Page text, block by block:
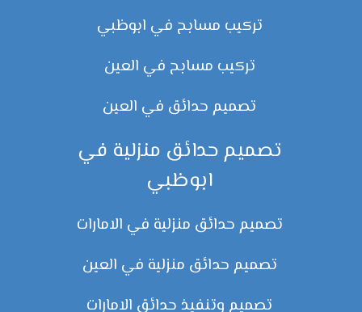
تركيب مسابح في ابوظبي
تركيب مسابح في العين
تصميم حدائق في العين
تصميم حدائق منزلية في
ابوظبي
تصميم حدائق منزلية في الامارات
تصميم حدائق منزلية في العين
تصميم وتنفيذ حدائق الامارات